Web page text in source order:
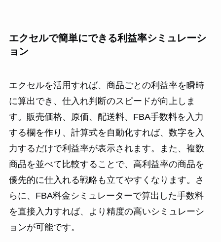
エクセルで簡単にできる利益率シミュレーシ
ョン
エクセルを活用すれば、商品ごとの利益率を瞬時
に算出でき、仕入れ判断のスピードが向上しま
す。販売価格、原価、配送料、FBA手数料を入力
する欄を作り、計算式を自動化すれば、数字を入
力するだけで利益率が表示されます。また、複数
商品を並べて比較することで、高利益率の商品を
優先的に仕入れる戦略も立てやすくなります。さ
らに、FBA料金シミュレーターで算出した手数料
を直接入力すれば、より精度の高いシミュレーシ
ョンが可能です。